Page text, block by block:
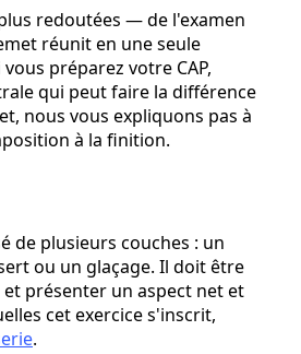
redoutées — de l'examen
réunit en une seule
préparez votre CAP,
qui peut faire la différence
nous vous expliquons pas à
à la finition.
de plusieurs couches : un
ou un glaçage. Il doit être
présenter un aspect net et
cet exercice s'inscrit,
.